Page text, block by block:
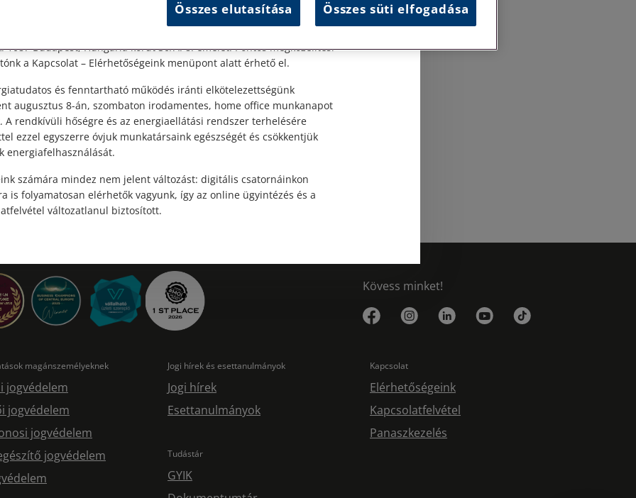
Kövess minket!
magánszemélyeknek
jogvédelem
jogvédelem
jogvédelem
jogvédelem
Jogi hírek és esettanulmányok
Jogi hírek
Esettanulmányok
Tudástár
GYIK
Kapcsolat
Elérhetőségeink
Kapcsolatfelvétel
Panaszkezelés
ügyfélszolgálatunk telefonon történő előzetes időpontegyeztetés
1087 Budapest, Hungária körút 30/A. 8. emelet. Pontos megközelítési
a Kapcsolat – Elérhetőségeink menüpont alatt érhető el.
és fenntartható működés iránti elkötelezettségünk
augusztus 8-án, szombaton irodamentes, home office munkanapot
A rendkívüli hőségre és az energiaellátási rendszer terhelésére
ezzel egyszerre óvjuk munkatársaink egészségét és csökkentjük
energiafelhasználását.
számára mindez nem jelent változást: digitális csatornáinkon
is folyamatosan elérhetők vagyunk, így az online ügyintézés és a
változatlanul biztosított.
Összes elutasítása Összes süti elfogadása